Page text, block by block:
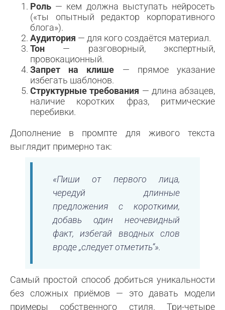
Роль — кем должна выступать нейросеть
(«ты опытный редактор корпоративного
блога»).
Аудитория — для кого создаётся материал.
Тон — разговорный, экспертный,
провокационный.
Запрет на клише — прямое указание
избегать шаблонов.
Структурные требования — длина абзацев,
наличие коротких фраз, ритмические
перебивки.
Дополнение в промпте для живого текста
выглядит примерно так:
«Пиши от первого лица,
чередуй длинные
предложения с короткими,
добавь один неочевидный
факт, избегай вводных слов
вроде „следует отметить“».
Самый простой способ добиться уникальности
без сложных приёмов — это давать модели
примеры собственного стиля. Три-четыре